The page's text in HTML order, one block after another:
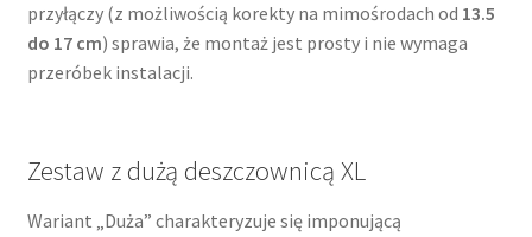
przyłączy (z możliwością korekty na mimośrodach od 13.5
do 17 cm) sprawia, że montaż jest prosty i nie wymaga
przeróbek instalacji.
Zestaw z dużą deszczownicą XL
Wariant „Duża” charakteryzuje się imponującą